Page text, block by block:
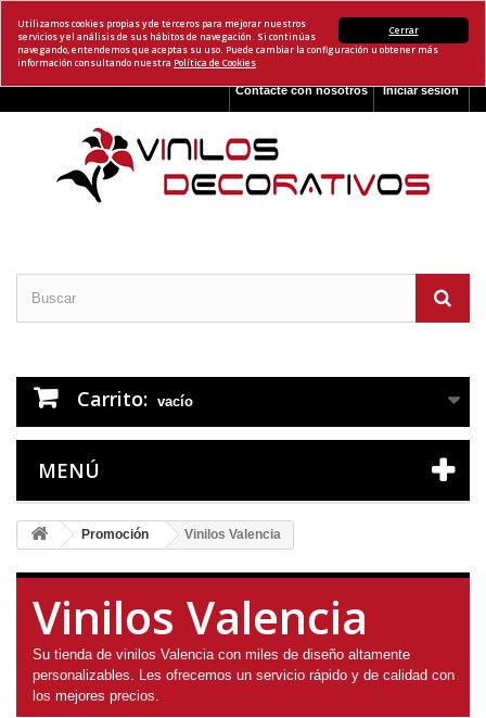
Cerrar
Utilizamos cookies propias y de terceros para mejorar nuestros
servicios y el análisis de sus hábitos de navegación. Si continúas
navegando, entendemos que aceptas su uso. Puede cambiar la configuración u obtener más
información consultando nuestra Política de Cookies
Iniciar sesión
Contacte con nosotros
Carrito: vacío
MENÚ
Promoción Vinilos Valencia
Vinilos Valencia
Su tienda de vinilos Valencia con miles de diseño altamente
personalizables. Les ofrecemos un servicio rápido y de calidad con
los mejores precios.